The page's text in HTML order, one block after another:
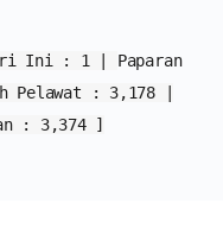
Ini : 1
Paparan
Pelawat : 3,178 |
: 3,374 ]